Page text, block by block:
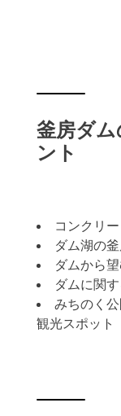
釜房ダム
ント
コンクリ
ダム湖の
ダムから
ダムに関
みちのく
観光スポット